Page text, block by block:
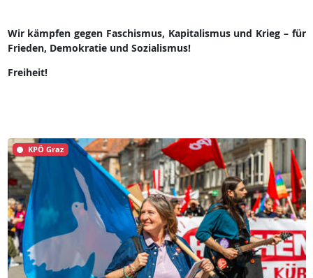
Wir kämpfen gegen Faschismus, Kapitalismus und Krieg – für
Frieden, Demokratie und Sozialismus!
Freiheit!
KPÖ Graz